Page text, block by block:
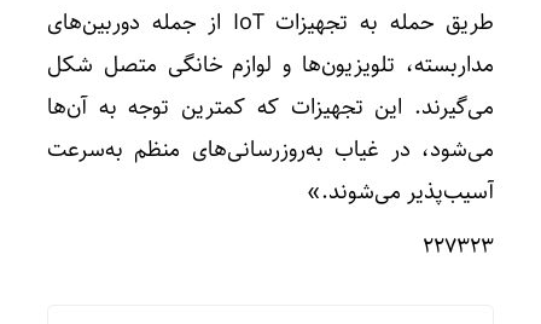
طریق حمله به تجهیزات IoT از جمله دوربین‌های
مداربسته، تلویزیون‌ها و لوازم خانگی متصل شکل
می‌گیرند. این تجهیزات که کمترین توجه به آن‌ها
می‌شود، در غیاب به‌روزرسانی‌های منظم به‌سرعت
آسیب‌پذیر می‌شوند.»
۲۲۷۳۲۳